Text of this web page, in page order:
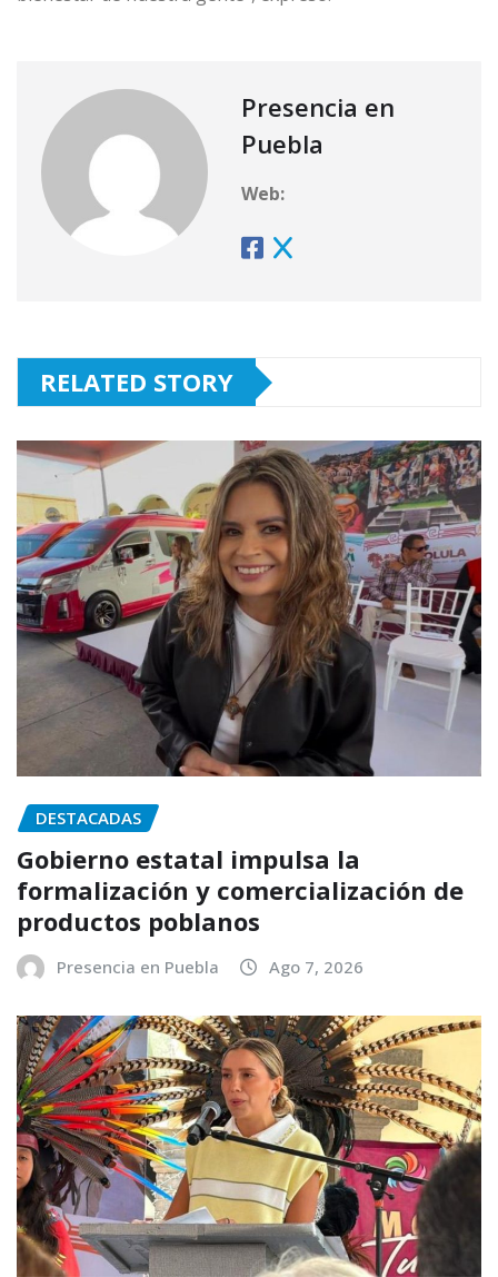
Presencia en
Puebla
Web:
RELATED STORY
DESTACADAS
Gobierno estatal impulsa la
formalización y comercialización de
productos poblanos
Presencia en Puebla Ago 7, 2026